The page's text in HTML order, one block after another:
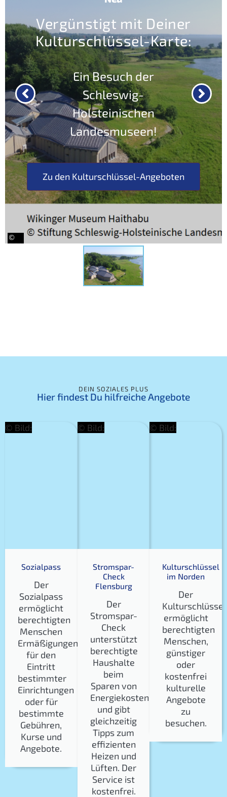
©
Bild:
©
Bild:
Vergünstigt mit Deiner
Kulturschlüssel-Karte:
Ein Besuch der
Schleswig-
Holsteinischen
Landesmuseen!
Zu den Kulturschlüssel-Angeboten
DEIN SOZIALES PLUS
Hier findest Du hilfreiche Angebote
© Bild:
Sozialpass
Der
Sozialpass
ermöglicht
berechtigten
Menschen
Ermäßigungen
für den
Eintritt
bestimmter
Einrichtungen
oder für
bestimmte
Gebühren,
Kurse und
Angebote.
© Bild:
Stromspar-
Check
Flensburg
Der
Stromspar-
Check
unterstützt
berechtigte
Haushalte
beim
Sparen von
Energiekosten
und gibt
gleichzeitig
Tipps zum
effizienten
Heizen und
Lüften. Der
Service ist
kostenfrei.
© Bild:
Kulturschlüssel
im Norden
Der
Kulturschlüssel
ermöglicht
berechtigten
Menschen,
günstiger
oder
kostenfrei
kulturelle
Angebote
zu
besuchen.